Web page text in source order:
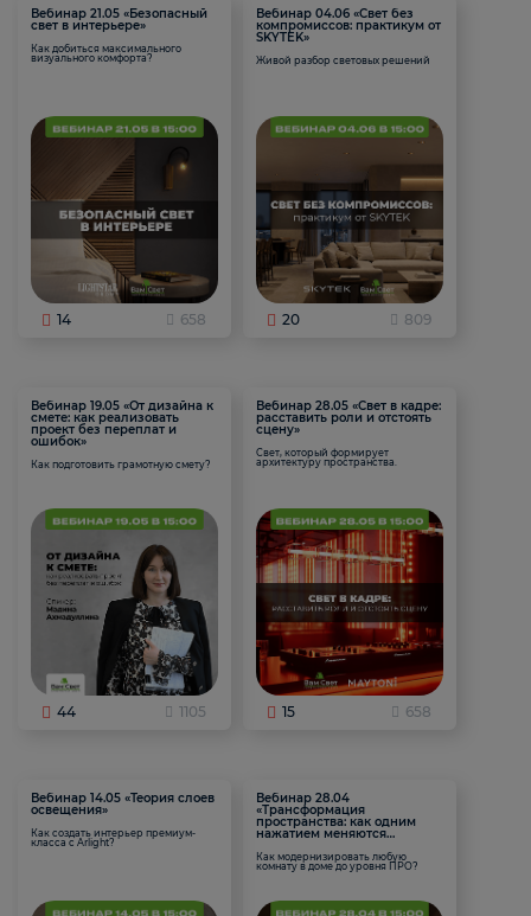
Вебинар 21.05 «Безопасный
свет в интерьере»
Как добиться максимального
визуального комфорта?
14 658
Вебинар 04.06 «Свет без
компромиссов: практикум от
SKYTEK»
Живой разбор световых решений
20 809
Вебинар 19.05 «От дизайна к
смете: как реализовать
проект без переплат и
ошибок»
Как подготовить грамотную смету?
44 1105
Вебинар 28.05 «Свет в кадре:
расставить роли и отстоять
сцену»
Свет, который формирует
архитектуру пространства.
15 658
Вебинар 14.05 «Теория слоев
освещения»
Как создать интерьер премиум-
класса с Arlight?
Вебинар 28.04
«Трансформация
пространства: как одним
нажатием меняются
Как модернизировать любую
комнату в доме до уровня ПРО?